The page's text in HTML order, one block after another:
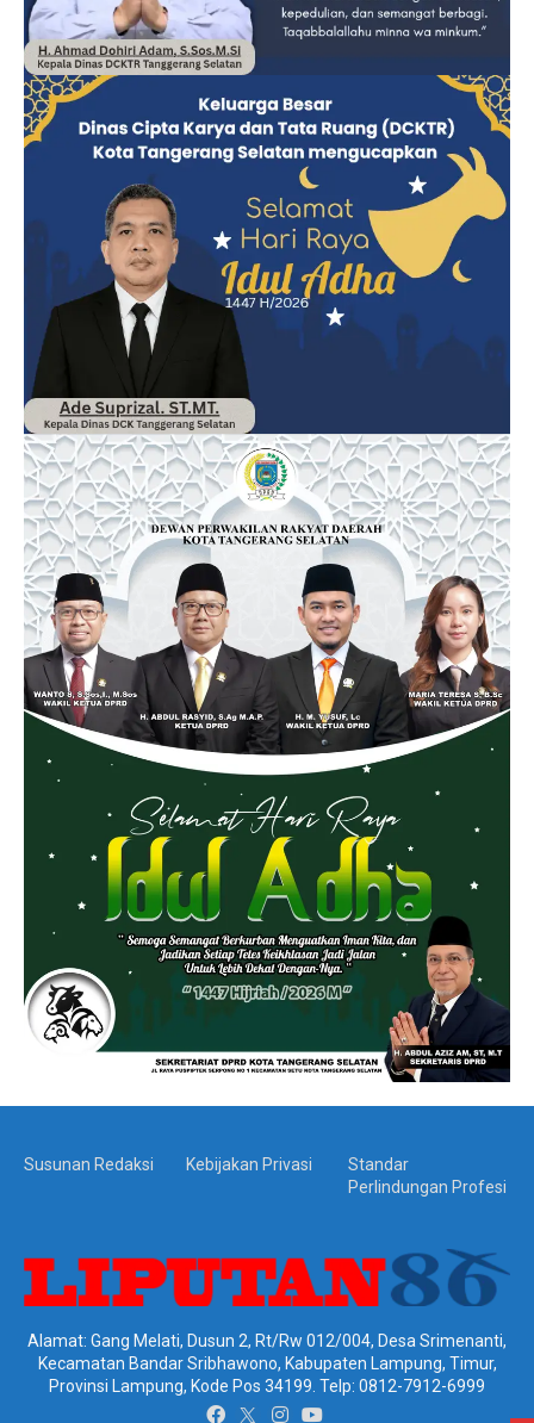
Susunan Redaksi Kebijakan Privasi
Standar
Perlindungan Profesi
Alamat: Gang Melati, Dusun 2, Rt/Rw 012/004, Desa Srimenanti,
Kecamatan Bandar Sribhawono, Kabupaten Lampung, Timur,
Provinsi Lampung, Kode Pos 34199. Telp: 0812-7912-6999